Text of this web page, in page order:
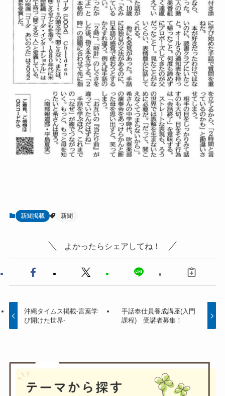
新聞掲載 新聞
よかったらシェアしてね！
沖縄タイムス掲載-言葉学
び開けた世界-
手話奉仕員養成講座(入門
課程) 受講者募集！